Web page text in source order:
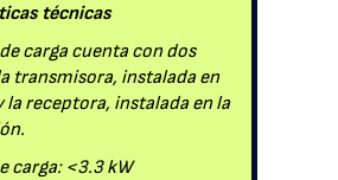
técnicas
carga cuenta con dos
transmisora, instalada en
la receptora, instalada en la
carga: <3.3 kW